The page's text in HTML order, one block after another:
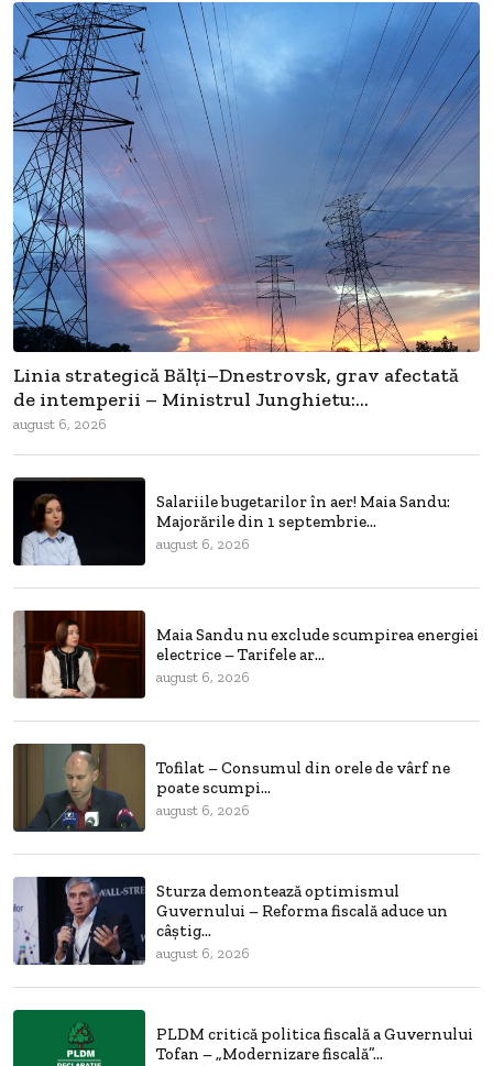
Linia strategică Bălți–Dnestrovsk, grav afectată
de intemperii – Ministrul Junghietu:...
august 6, 2026
Salariile bugetarilor în aer! Maia Sandu:
Majorările din 1 septembrie...
august 6, 2026
Maia Sandu nu exclude scumpirea energiei
electrice – Tarifele ar...
august 6, 2026
Tofilat – Consumul din orele de vârf ne
poate scumpi...
august 6, 2026
Sturza demontează optimismul
Guvernului – Reforma fiscală aduce un
câștig...
august 6, 2026
PLDM critică politica fiscală a Guvernului
Tofan – „Modernizare fiscală”...